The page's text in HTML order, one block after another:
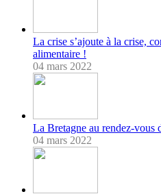
La crise s’ajoute à la crise,
alimentaire !
04 mars 2022
La Bretagne au rendez-vous
04 mars 2022